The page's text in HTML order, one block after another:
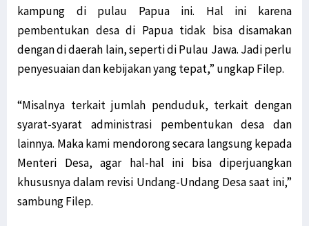
kampung di pulau Papua ini. Hal ini karena
pembentukan desa di Papua tidak bisa disamakan
dengan di daerah lain, seperti di Pulau Jawa. Jadi perlu
penyesuaian dan kebijakan yang tepat,” ungkap Filep.
“Misalnya terkait jumlah penduduk, terkait dengan
syarat-syarat administrasi pembentukan desa dan
lainnya. Maka kami mendorong secara langsung kepada
Menteri Desa, agar hal-hal ini bisa diperjuangkan
khususnya dalam revisi Undang-Undang Desa saat ini,”
sambung Filep.